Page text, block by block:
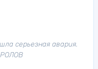
серьезная авария.